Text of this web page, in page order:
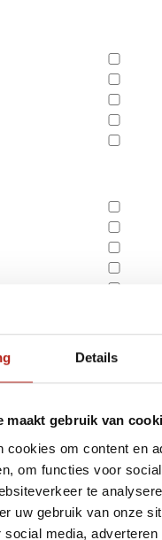
Details
maakt gebruik van
cookies om content en
om functies voor
te
uw gebruik van onze
social media,
Producten
30 cm